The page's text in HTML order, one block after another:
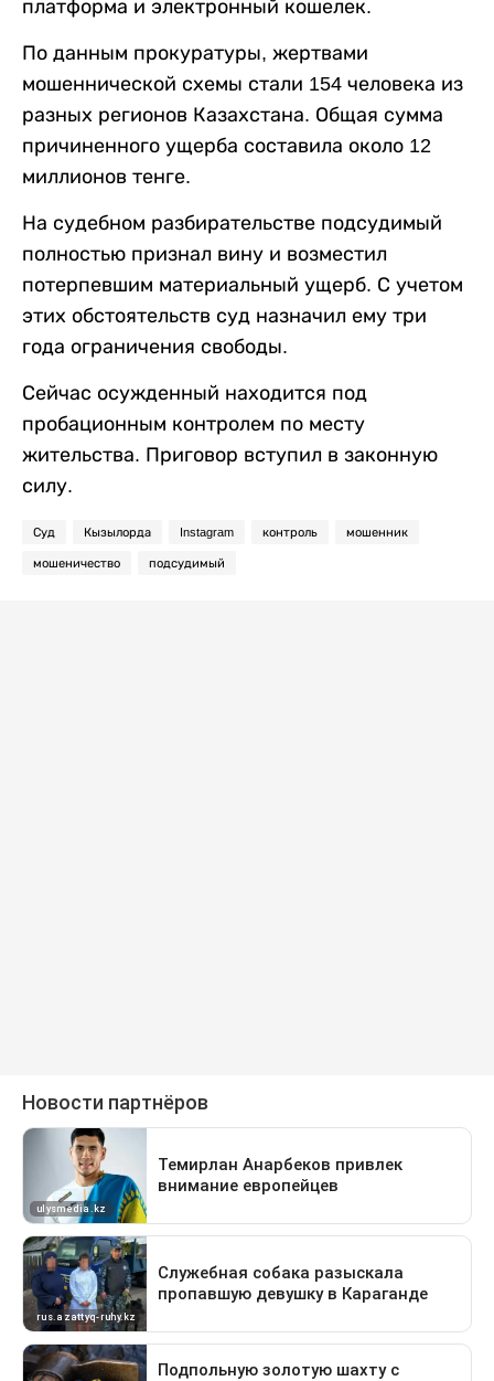
платформа и электронный кошелек.
По данным прокуратуры, жертвами
мошеннической схемы стали 154 человека из
разных регионов Казахстана. Общая сумма
причиненного ущерба составила около 12
миллионов тенге.
На судебном разбирательстве подсудимый
полностью признал вину и возместил
потерпевшим материальный ущерб. С учетом
этих обстоятельств суд назначил ему три
года ограничения свободы.
Сейчас осужденный находится под
пробационным контролем по месту
жительства. Приговор вступил в законную
силу.
Суд Кызылорда Instagram контроль мошенник
мошеничество подсудимый